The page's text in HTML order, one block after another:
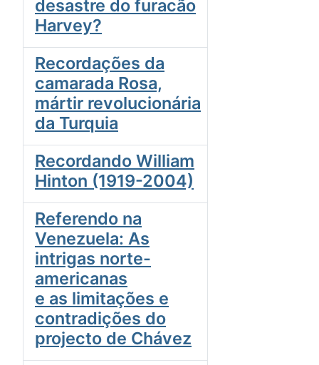
desastre do furacão
Harvey?
Recordações da
camarada Rosa,
mártir revolucionária
da Turquia
Recordando William
Hinton (1919-2004)
Referendo na
Venezuela: As
intrigas norte-
americanas
e as limitações e
contradições do
projecto de Chávez